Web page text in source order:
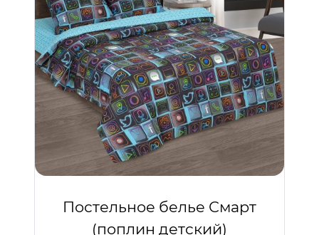
Постельное белье Смарт
(поплин детский)